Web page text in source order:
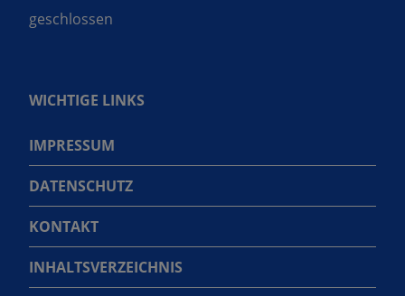
geschlossen
WICHTIGE LINKS
IMPRESSUM
DATENSCHUTZ
KONTAKT
INHALTSVERZEICHNIS